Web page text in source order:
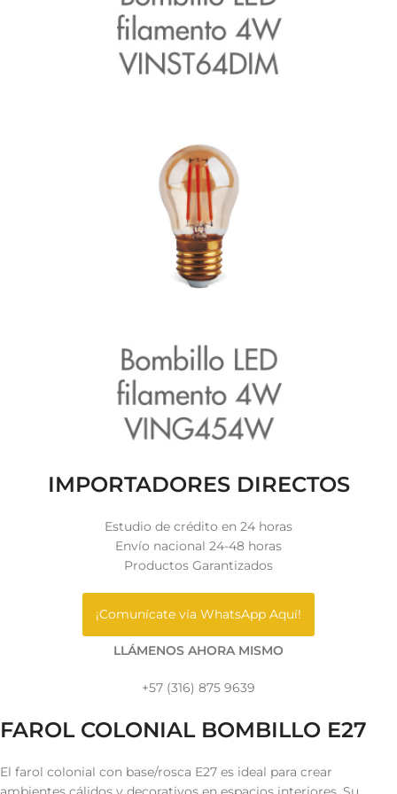
IMPORTADORES DIRECTOS
Estudio de crédito en 24 horas
Envío nacional 24-48 horas
Productos Garantizados
¡Comunícate vía WhatsApp Aquí!
LLÁMENOS AHORA MISMO
+57 (316) 875 9639
FAROL COLONIAL BOMBILLO E27
El farol colonial con base/rosca E27 es ideal para crear